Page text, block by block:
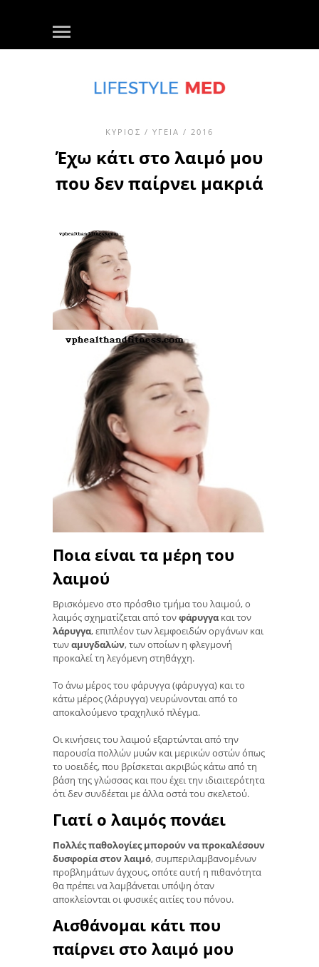
ΚΎΡΙΟΣ / ΥΓΕΊΑ / 2016
Έχω κάτι στο λαιμό μου
που δεν παίρνει μακριά
Ποια είναι τα μέρη του
λαιμού
Βρισκόμενο στο πρόσθιο τμήμα του λαιμού, ο
λαιμός σχηματίζεται από τονφάρυγγα και τον
λάρυγγα, επιπλέον των λεμφοειδών οργάνων και
τωναμυγδαλών, των οποίων η φλεγμονή
προκαλεί τη λεγόμενη στηθάγχη.
Το άνω μέρος του φάρυγγα (φάρυγγα) και το
κάτω μέρος (λάρυγγα) νευρώνονται από το
αποκαλούμενο τραχηλικό πλέγμα.
Οι κινήσεις του λαιμού εξαρτώνται από την
παρουσία πολλών μυών και μερικών οστών όπως
το υοειδές, που βρίσκεται ακριβώς κάτω από τη
βάση της γλώσσας και που έχει την ιδιαιτερότητα
ότι δεν συνδέεται με άλλα οστά του σκελετού.
Γιατί ο λαιμός πονάει
Πολλές παθολογίες μπορούν να προκαλέσουν
δυσφορία στον λαιμό, συμπεριλαμβανομένων
προβλημάτων άγχους, οπότε αυτή η πιθανότητα
θα πρέπει να λαμβάνεται υπόψη όταν
αποκλείονται οι φυσικές αιτίες του πόνου.
Αισθάνομαι κάτι που
παίρνει στο λαιμό μου